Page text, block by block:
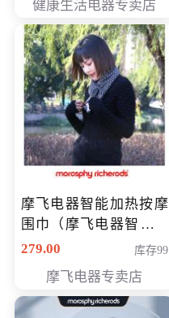
健康生活电器专卖店
摩飞电器智能加热按摩
围巾（摩飞电器智能加
热按摩围脖） 会员专享
279.00 库存99
摩飞电器专卖店